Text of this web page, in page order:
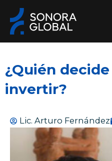
contenido
¿Quién
invertir?
Lic. Arturo Fernández